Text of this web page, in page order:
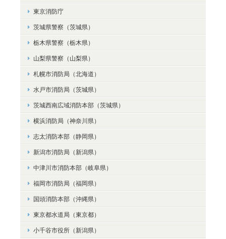
東京消防庁
茨城県警察（茨城県）
栃木県警察（栃木県）
山梨県警察（山梨県）
札幌市消防局（北海道）
水戸市消防局（茨城県）
茨城西南広域消防本部（茨城県）
横浜消防局（神奈川県）
志太消防本部（静岡県）
新潟市消防局（新潟県）
中津川市消防本部（岐阜県）
福岡市消防局（福岡県）
国頭消防本部（沖縄県）
東京都水道局（東京都）
小千谷市役所（新潟県）